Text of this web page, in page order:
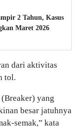
2 Tahun, Kasus
Maret 2026
dari aktivitas
tol.
(Breaker) yang
besar jatuhnya
semak,” kata